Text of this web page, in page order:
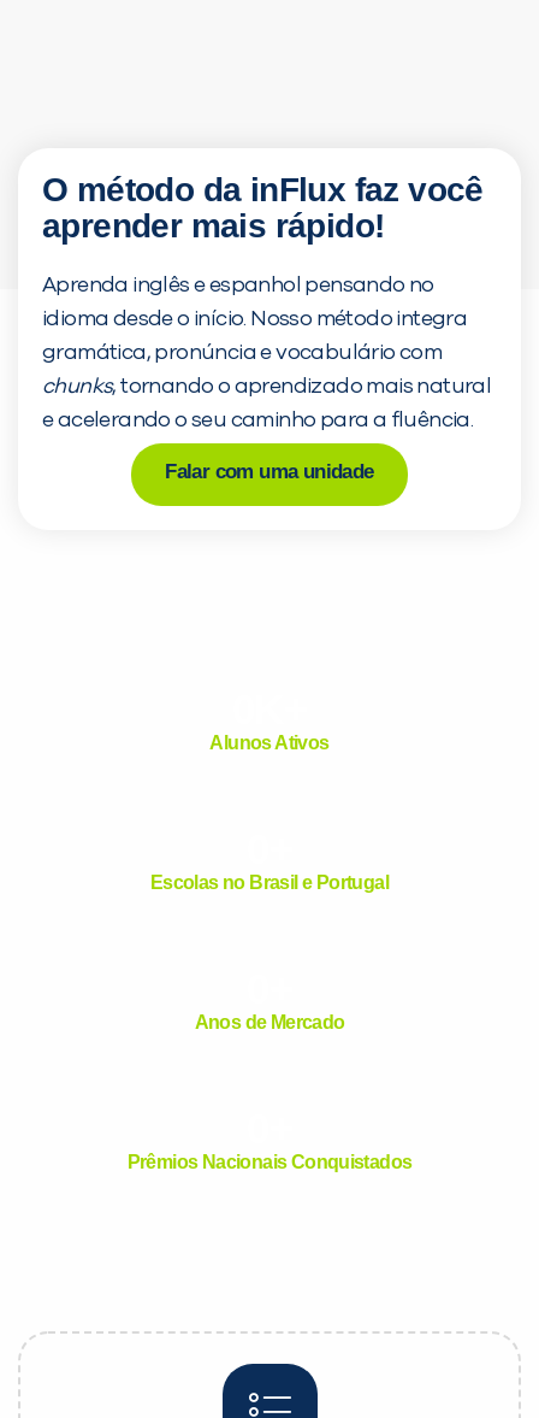
O método da inFlux faz você
aprender mais rápido!
Aprenda inglês e espanhol pensando no
idioma desde o início. Nosso método integra
gramática, pronúncia e vocabulário com
chunks, tornando o aprendizado mais natural
e acelerando o seu caminho para a fluência.
Falar com uma unidade
Alunos Ativos
Escolas no Brasil e Portugal
Anos de Mercado
Prêmios Nacionais Conquistados
PEÇA UMA DEMONSTRAÇÃO
Desculpe!
Não encontramos
inFlux nesta cidade ou
Sim